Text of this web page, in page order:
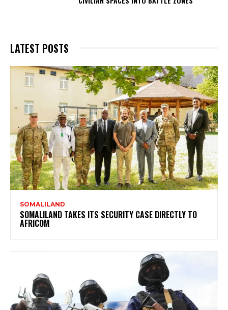
LATEST POSTS
SOMALILAND
SOMALILAND TAKES ITS SECURITY CASE DIRECTLY TO
AFRICOM